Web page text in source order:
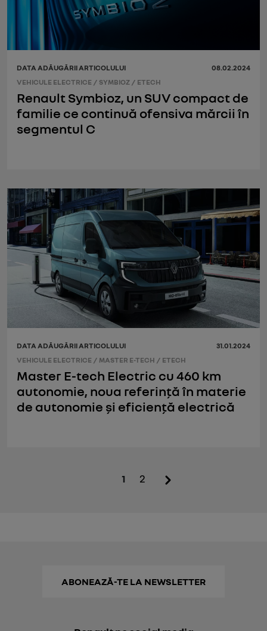
DATA ADĂUGĂRII ARTICOLULUI
08.02.2024
VEHICULE ELECTRICE / SYMBIOZ / ETECH
Renault Symbioz, un SUV compact de
familie ce continuă ofensiva mărcii în
segmentul C
DATA ADĂUGĂRII ARTICOLULUI
31.01.2024
VEHICULE ELECTRICE / MASTER E-TECH / ETECH
Master E-tech Electric cu 460 km
autonomie, noua referință în materie
de autonomie și eficiență electrică
1 2
ABONEAZĂ-TE LA NEWSLETTER